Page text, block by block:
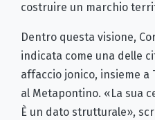
costruire un marchio
Dentro questa visione,
indicata come una delle
affaccio jonico, insieme a
al Metapontino. «La sua
È un dato strutturale»,